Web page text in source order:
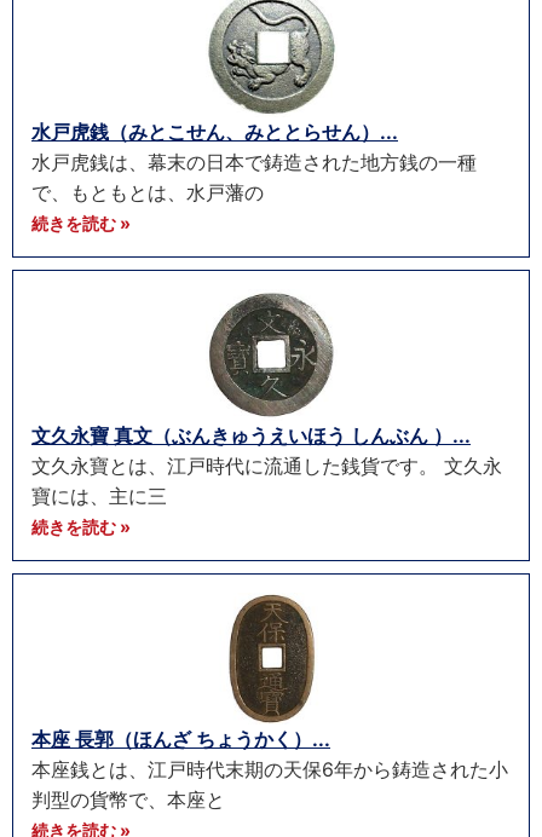
水戸虎銭（みとこせん、みととらせん）...
水戸虎銭は、幕末の日本で鋳造された地方銭の一種
で、もともとは、水戸藩の
続きを読む »
文久永寶 真文（ぶんきゅうえいほう しんぶん ）...
文久永寶とは、江戸時代に流通した銭貨です。 文久永
寶には、主に三
続きを読む »
本座 長郭（ほんざ ちょうかく）...
本座銭とは、江戸時代末期の天保6年から鋳造された小
判型の貨幣で、本座と
続きを読む »